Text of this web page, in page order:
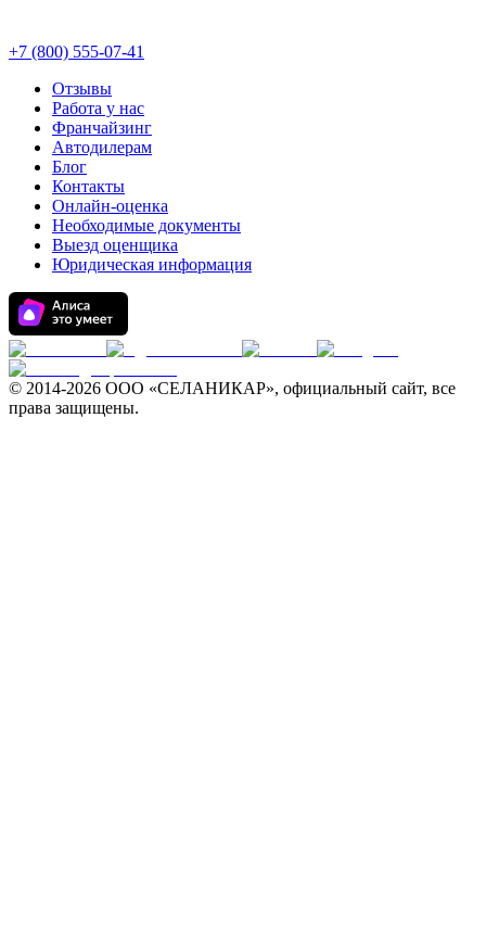
+7 (800) 555-07-41
Отзывы
Работа у нас
Франчайзинг
Автодилерам
Блог
Контакты
Онлайн-оценка
Необходимые документы
Выезд оценщика
Юридическая информация
© 2014-2026 ООО «СЕЛАНИКАР», официальный сайт, все
права защищены.